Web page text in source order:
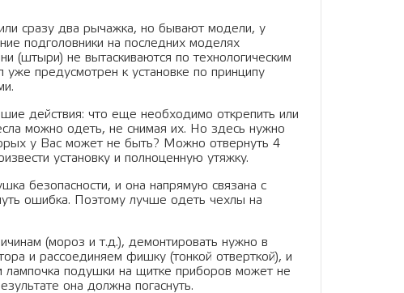
сразу два рычажка, но бывают модели, у
подголовники на последних моделях
(штыри) не вытаскиваются по технологическим
уже предусмотрен к установке по принципу
действия: что еще необходимо открепить или
можно одеть, не снимая их. Но здесь нужно
у Вас может не быть? Можно отвернуть 4
установку и полноценную утяжку.
безопасности, и она напрямую связана с
ошибка. Поэтому лучше одеть чехлы на
(мороз и т.д.), демонтировать нужно в
и рассоединяем фишку (тонкой отверткой), и
подушки на щитке приборов может не
она должна погаснуть.